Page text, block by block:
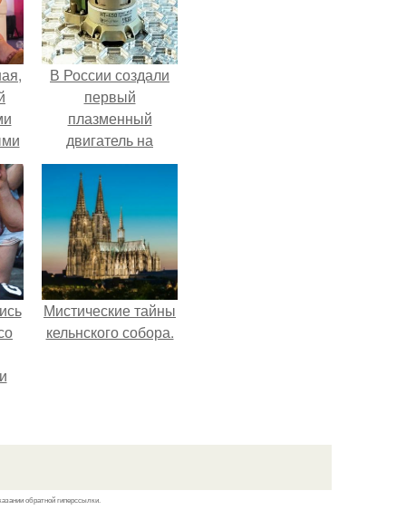
В России создали
первый
плазменный
двигатель на
криптоне.
Мистические тайны
кельнского собора.
обратной гиперссылки.